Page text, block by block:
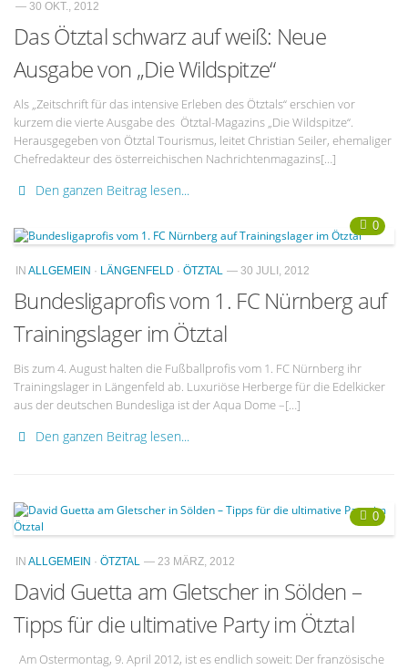
— 30 OKT., 2012
Das Ötztal schwarz auf weiß: Neue
Ausgabe von „Die Wildspitze“
Als „Zeitschrift für das intensive Erleben des Ötztals“ erschien vor
kurzem die vierte Ausgabe des Ötztal-Magazins „Die Wildspitze“.
Herausgegeben von Ötztal Tourismus, leitet Christian Seiler, ehemaliger
Chefredakteur des österreichischen Nachrichtenmagazins[…]
Den ganzen Beitrag lesen...
0
IN ALLGEMEIN · LÄNGENFELD · ÖTZTAL — 30 JULI, 2012
Bundesligaprofis vom 1. FC Nürnberg auf
Trainingslager im Ötztal
Bis zum 4. August halten die Fußballprofis vom 1. FC Nürnberg ihr
Trainingslager in Längenfeld ab. Luxuriöse Herberge für die Edelkicker
aus der deutschen Bundesliga ist der Aqua Dome –[…]
Den ganzen Beitrag lesen...
0
IN ALLGEMEIN · ÖTZTAL — 23 MÄRZ, 2012
David Guetta am Gletscher in Sölden –
Tipps für die ultimative Party im Ötztal
Am Ostermontag, 9. April 2012, ist es endlich soweit: Der französische